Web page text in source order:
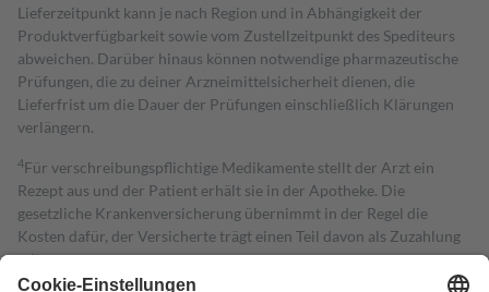
Lieferzeitpunkt kann je nach Region und in Abhängigkeit der
Produktverfügbarkeit sowie vom Zustellzeitpunkt des Spediteurs
abweichen. Darüber hinaus können notwendige pharmazeutische
Prüfungen, die zu deiner Arzneimittelsicherheit dienen, die
Lieferfrist um die Dauer der Prüfungen einschließlich Klärungen
verlängern.
4Für verschreibungspflichtige Medikamente stellt der Arzt ein
Rezept aus und der Patient erhält sie in der Apotheke. Die
gesetzliche Krankenversicherung übernimmt in der Regel die
Kosten dafür, der Versicherte trägt einen Teil davon als Zuzahlung
mit.
Grundsätzlich leisten Mitglieder Zuzahlungen in Höhe von zehn